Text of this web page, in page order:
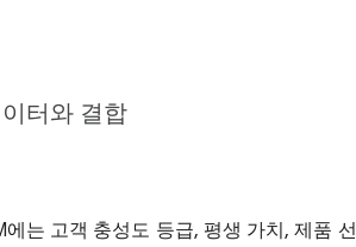
터와 결합
는 고객 충성도 등급, 평생 가치, 제품 선